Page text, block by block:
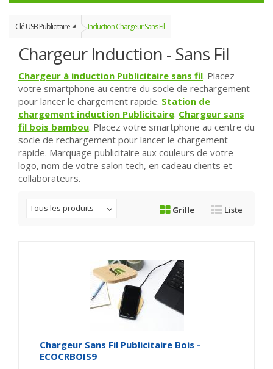
Clé USB Publicitaire Induction Chargeur Sans Fil
Chargeur Induction - Sans Fil
Chargeur à induction Publicitaire sans fil. Placez
votre smartphone au centre du socle de rechargement
pour lancer le chargement rapide. Station de
chargement induction Publicitaire. Chargeur sans
fil bois bambou. Placez votre smartphone au centre du
socle de rechargement pour lancer le chargement
rapide. Marquage publicitaire aux couleurs de votre
logo, nom de votre salon tech, en cadeau clients et
collaborateurs.
Tous les produits Grille Liste
Chargeur Sans Fil Publicitaire Bois -
ECOCRBOIS9